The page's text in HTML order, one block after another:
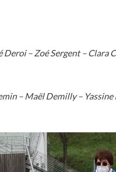
– Zoé Sergent –
– Maël Demilly – Yassine